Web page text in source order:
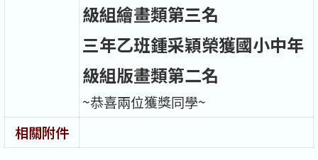
級組繪畫類第三名
三年乙班鍾采穎榮獲國小中年
級組版畫類第二名
~恭喜兩位獲獎同學~
相關附件